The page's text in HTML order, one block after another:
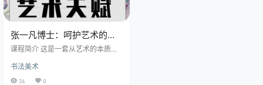
张一凡博士：呵护艺术的天
赋，来自中央美术学院的艺
课程简介 这是一套从艺术的本质和
课。 不是讲历史，不是讲故事，不
是讲技术，而是讲艺术和艺术教育
书法美术
36 0